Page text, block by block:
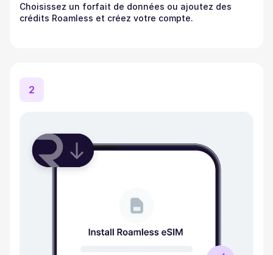
Choisissez un forfait de données ou ajoutez des
crédits Roamless et créez votre compte.
2